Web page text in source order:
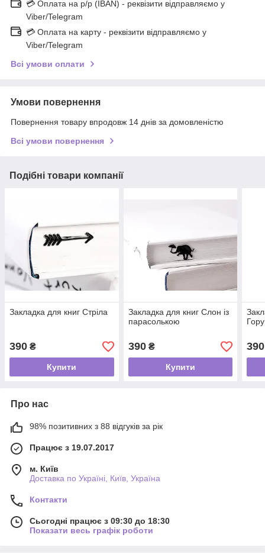
💳 Оплата на р/р (IBAN) - реквізити відправляємо у
Viber/Telegram
💳 Оплата на карту - реквізити відправляємо у
Viber/Telegram
Всі умови оплати
Умови повернення
Повернення товару впродовж 14 днів за домовленістю
Всі умови повернення
Подібні товари компанії
Закладка для книг Стріла
390 ₴
Купити
Закладка для книг Слон із
парасолькою
390₴
Купити
Гору
390
Про нас
98% позитивних з 88 відгуків за рік
Працює з 19.07.2017
м. Київ
Доставка по Україні, Київ, Україна
Контакти
Сьогодні працює з 09:30 до 18:30
Показати весь графік роботи